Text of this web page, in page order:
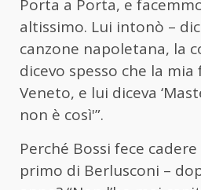
Porta a Porta, e
altissimo. Lui intonò –
canzone napoletana, la
dicevo spesso che la
Veneto, e lui diceva
non è così'”.
Perché Bossi fece
primo di Berlusconi –